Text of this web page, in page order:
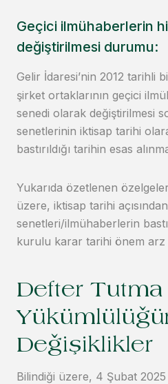
Geçici ilmühaberlerin
değiştirilmesi durumu:
Gelir İdaresi’nin 2012 tarihli
şirket ortaklarının geçici
senedi olarak değiştirilmesi
senetlerinin iktisap tarihi
bastırıldığı tarihin esas
Yukarıda özetlenen
üzere, iktisap tarihi
senetleri/ilmühaberlerin
kurulu karar tarihi önem arz
Defter Tutma
Değişiklikler
Bilindiği üzere, 4 Şubat 2025